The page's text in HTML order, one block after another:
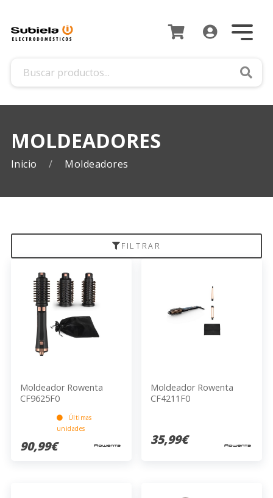
MOLDEADORES
Inicio Moldeadores
FILTRAR
Moldeador Rowenta
CF9625F0
Últimas
unidades
90,99€
Moldeador Rowenta
CF4211F0
35,99€